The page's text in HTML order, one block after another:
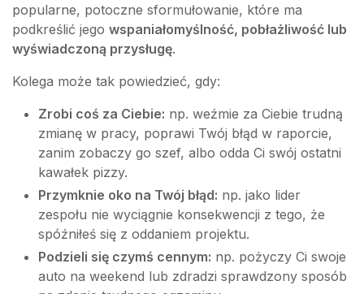
popularne, potoczne sformułowanie, które ma
podkreślić jego wspaniałomyślność, pobłażliwość lub
wyświadczoną przysługę.
Kolega może tak powiedzieć, gdy:
Zrobi coś za Ciebie: np. weźmie za Ciebie trudną
zmianę w pracy, poprawi Twój błąd w raporcie,
zanim zobaczy go szef, albo odda Ci swój ostatni
kawałek pizzy.
Przymknie oko na Twój błąd: np. jako lider
zespołu nie wyciągnie konsekwencji z tego, że
spóźniłeś się z oddaniem projektu.
Podzieli się czymś cennym: np. pożyczy Ci swoje
auto na weekend lub zdradzi sprawdzony sposób